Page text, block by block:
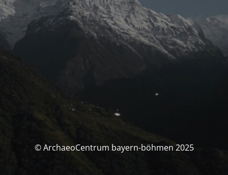
© ArchaeoCentrum bayern-böhmen 2025